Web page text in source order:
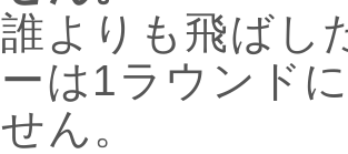
誰よりも飛ばし
ーは1ラウンド
せん。